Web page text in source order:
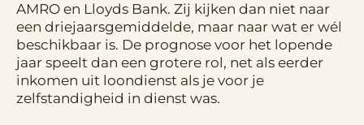
AMRO en Lloyds Bank. Zij kijken dan niet naar
een driejaarsgemiddelde, maar naar wat er wél
beschikbaar is. De prognose voor het lopende
jaar speelt dan een grotere rol, net als eerder
inkomen uit loondienst als je voor je
zelfstandigheid in dienst was.